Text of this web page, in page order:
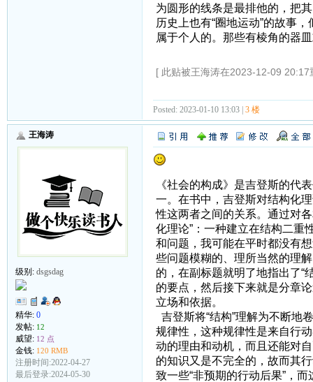
为圆形的线条是最排他的，把
历史上也有“圈地运动”的故事
属于个人的。那些有棱角的器
[ 此贴被王海涛在2023-12-09 20:17
Posted: 2023-01-10 13:03 | 3 楼
王海涛
级别: dsgsdag
精华: 0
发帖: 12
威望: 12 点
金钱: 120 RMB
注册时间:2022-04-27
最后登录:2024-05-30
《社会的构成》是吉登斯的代
一。在书中，吉登斯对结构化
性这两者之间的关系。通过对
化理论”：一种建立在结构二重
和问题，我可能在平时都没有
些问题模糊的、理所当然的理
的，在副标题就明了地指出了“
的要点，然后接下来就是分章
立场和依据。
吉登斯将“结构”理解为不断地
规律性，这种规律性是来自行
动的理由和动机，而且还能对
的知识又是不完全的，故而其
致一些“非预期的行动后果”，